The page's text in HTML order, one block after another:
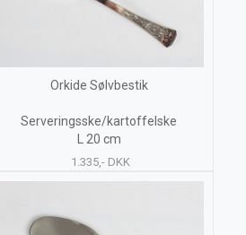
Orkide Sølvbestik
Serveringsske/kartoffelske
L 20 cm
1.335,- DKK